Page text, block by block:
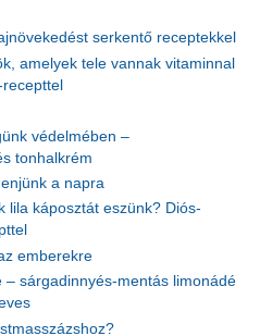
serkentő receptekkel
amelyek tele vannak vitaminnal
védelmében –
tonhalkrém
a napra
lila káposztát eszünk? Diós-
emberekre
sárgadinnyés-mentás limonádé